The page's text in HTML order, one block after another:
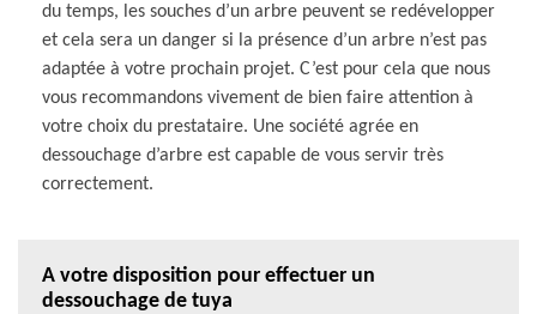
du temps, les souches d’un arbre peuvent se redévelopper
et cela sera un danger si la présence d’un arbre n’est pas
adaptée à votre prochain projet. C’est pour cela que nous
vous recommandons vivement de bien faire attention à
votre choix du prestataire. Une société agrée en
dessouchage d’arbre est capable de vous servir très
correctement.
A votre disposition pour effectuer un
dessouchage de tuya